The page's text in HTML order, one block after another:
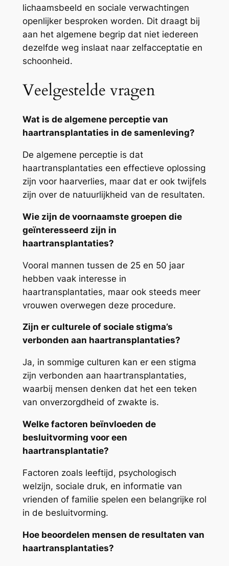
lichaamsbeeld en sociale verwachtingen
openlijker besproken worden. Dit draagt bij
aan het algemene begrip dat niet iedereen
dezelfde weg inslaat naar zelfacceptatie en
schoonheid.
Veelgestelde vragen
Wat is de algemene perceptie van
haartransplantaties in de samenleving?
De algemene perceptie is dat
haartransplantaties een effectieve oplossing
zijn voor haarverlies, maar dat er ook twijfels
zijn over de natuurlijkheid van de resultaten.
Wie zijn de voornaamste groepen die
geïnteresseerd zijn in
haartransplantaties?
Vooral mannen tussen de 25 en 50 jaar
hebben vaak interesse in
haartransplantaties, maar ook steeds meer
vrouwen overwegen deze procedure.
Zijn er culturele of sociale stigma’s
verbonden aan haartransplantaties?
Ja, in sommige culturen kan er een stigma
zijn verbonden aan haartransplantaties,
waarbij mensen denken dat het een teken
van onverzorgdheid of zwakte is.
Welke factoren beïnvloeden de
besluitvorming voor een
haartransplantatie?
Factoren zoals leeftijd, psychologisch
welzijn, sociale druk, en informatie van
vrienden of familie spelen een belangrijke rol
in de besluitvorming.
Hoe beoordelen mensen de resultaten van
haartransplantaties?